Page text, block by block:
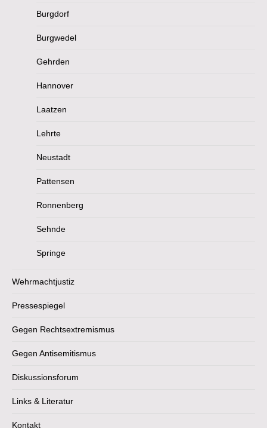
Burgdorf
Burgwedel
Gehrden
Hannover
Laatzen
Lehrte
Neustadt
Pattensen
Ronnenberg
Sehnde
Springe
Wehrmachtjustiz
Pressespiegel
Gegen Rechtsextremismus
Gegen Antisemitismus
Diskussionsforum
Links & Literatur
Kontakt